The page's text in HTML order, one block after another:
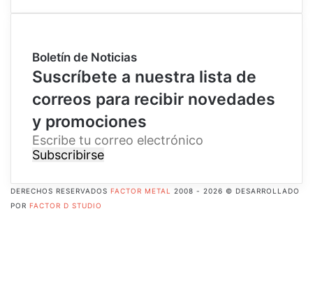
Boletín de Noticias
Suscríbete a nuestra lista de
correos para recibir novedades
y promociones
E
s
r
i
b
DERECHOS RESERVADOS FACTOR METAL
2008 - 2026 © DESARROLLADO
POR FACTOR D STUDIO